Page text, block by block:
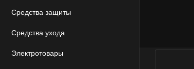
Средства защиты
Средства ухода
Электротовары